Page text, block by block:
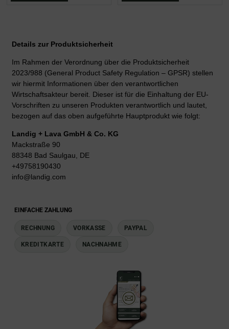
Details zur Produktsicherheit
Im Rahmen der Verordnung über die Produktsicherheit
2023/988 (General Product Safety Regulation – GPSR) stellen
wir hiermit Informationen über den verantwortlichen
Wirtschaftsakteur bereit. Dieser ist für die Einhaltung der EU-
Vorschriften zu unseren Produkten verantwortlich und lautet,
bezogen auf das oben aufgeführte Hauptprodukt wie folgt:
Landig + Lava GmbH & Co. KG
Mackstraße 90
88348 Bad Saulgau, DE
+49758190430
info@landig.com
EINFACHE ZAHLUNG
RECHNUNG VORKASSE PAYPAL
KREDITKARTE NACHNAHME